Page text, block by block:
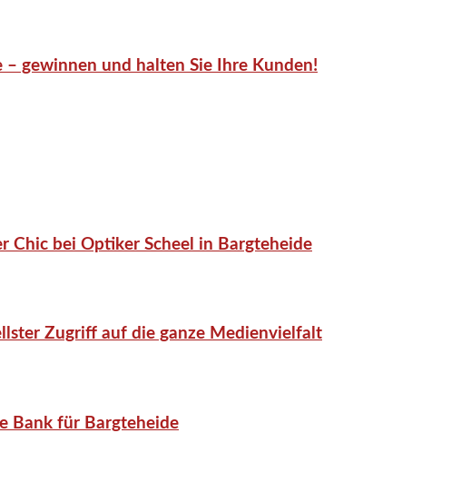
gewinnen und halten Sie Ihre Kunden!
Chic bei Optiker Scheel in Bargteheide
Zugriff auf die ganze Medienvielfalt
Bank für Bargteheide